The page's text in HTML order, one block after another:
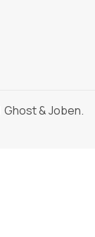
Ghost&Joben.